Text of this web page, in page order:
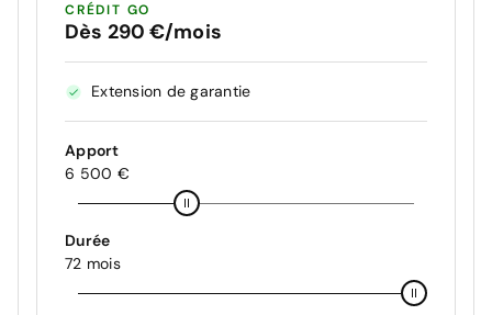
CRÉDIT GO
Dès 290 €/mois
Extension de garantie
Apport
6 500 €
Durée
72 mois